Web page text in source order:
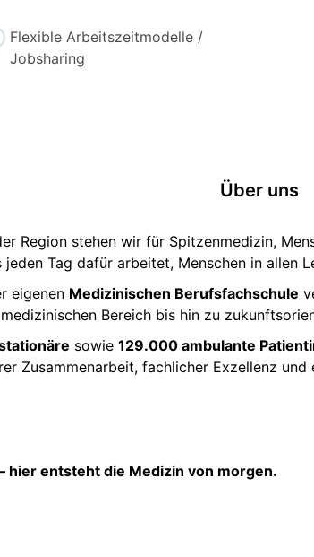
Flexible Arbeitszeitmodelle /
Jobsharing
Über uns
Region stehen wir für Spitzenmedizin,
Tag dafür arbeitet, Menschen in allen
eigenen Medizinischen Berufsfachschule
Bereich bis hin zu
sowie 129.000 ambulante
Zusammenarbeit, fachlicher Exzellenz
hier entsteht die Medizin von morgen.